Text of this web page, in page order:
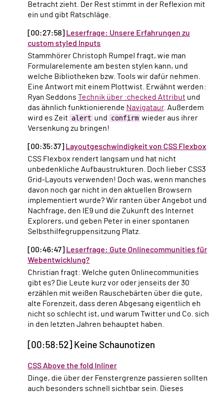
Betracht zieht. Der Rest stimmt in der Reflexion mit
ein und gibt Ratschläge.
[00:27:58] Leserfrage: Unsere Erfahrungen zu
custom styled Inputs
Stammhörer Christoph Rumpel fragt, wie man
Formularelemente am besten stylen kann, und
welche Bibliotheken bzw. Tools wir dafür nehmen.
Eine Antwort mit einem Plottwist. Erwähnt werden:
Ryan Seddons Technik über :checked Attribut und
das ähnlich funktionierende Navigataur. Außerdem
wird es Zeit alert und confirm wieder aus ihrer
Versenkung zu bringen!
[00:35:37] Layoutgeschwindigkeit von CSS Flexbox
CSS Flexbox rendert langsam und hat nicht
unbedenkliche Aufbaustrukturen. Doch lieber CSS3
Grid-Layouts verwenden! Doch was, wenn manches
davon noch gar nicht in den aktuellen Browsern
implementiert wurde? Wir ranten über Angebot und
Nachfrage, den IE9 und die Zukunft des Internet
Explorers, und geben Peter in einer spontanen
Selbsthilfegruppensitzung Platz.
[00:46:47] Leserfrage: Gute Onlinecommunities für
Webentwicklung?
Christian fragt: Welche guten Onlinecommunities
gibt es? Die Leute kurz vor oder jenseits der 30
erzählen mit weißen Rauschebärten über die gute,
alte Forenzeit, dass deren Abgesang eigentlich eh
nicht so schlecht ist, und warum Twitter und Co. sich
in den letzten Jahren behauptet haben.
[00:58:52] Keine Schaunotizen
CSS Above the fold Inliner
Dinge, die über der Fenstergrenze passieren sollten
auch besonders schnell sichtbar sein. Dieses